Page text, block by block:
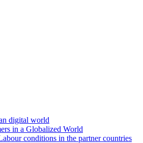
digital world
in a Globalized World
conditions in the partner countries